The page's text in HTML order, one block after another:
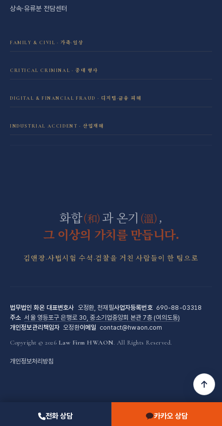
상속·유류분 전담센터
FAMILY & CIVIL · 가족·일상
학교폭력 전담센터
CRITICAL CRIMINAL · 중대 형사
DIGITAL & FINANCIAL FRAUD · 디지털·금융 피해
INDUSTRIAL ACCIDENT · 산업재해
화합(和)과 온기 (溫) ,
그 이상의 가치를 만듭니다.
김앤장·사법시험 수석·검찰을 거친 사람들이 한 팀으로
법무법인 화온 대표변호사 오정환, 천재필사업자등록번호 690-88-03318
주소 서울 영등포구 은행로 30, 중소기업중앙회 본관 7층 (여의도동)
개인정보관리책임자 오정환이메일 contact@hwaon.com
Copyright © 2026 Law Firm HWAON. All Rights Reserved.
개인정보처리방침
전화 상담 카카오 상담